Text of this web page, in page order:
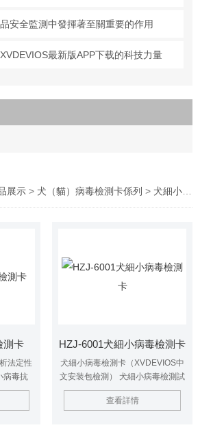
安全監測中發揮著至關重要的作用
XVDEVIOS最新版APP下载的科技力量
展示> 犬（貓）病毒檢測卡係列 > 犬細小病毒檢測卡
測卡
法定性
病毒抗
抗體識
如果樣
HZJ-6001犬細小病毒檢測卡
犬細小病毒檢測卡（XVDEVIOS中
文安装包檢測） 犬細小病毒檢測試
紙條是以免疫層析法定性地檢測犬
糞便中的犬細小病毒抗原。試劑條
查看詳情